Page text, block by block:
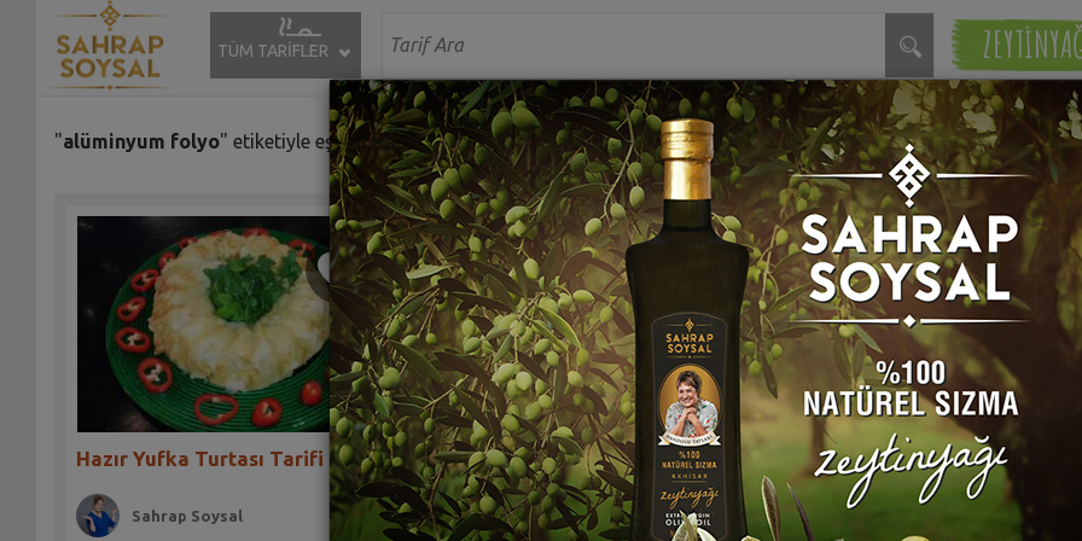
TÜM TARİFLER
"alüminyum folyo" etiketiyle eşleşen (1) tarif bulundu.
Hazır Yufka Turtası Tarifi
Sahrap Soysal